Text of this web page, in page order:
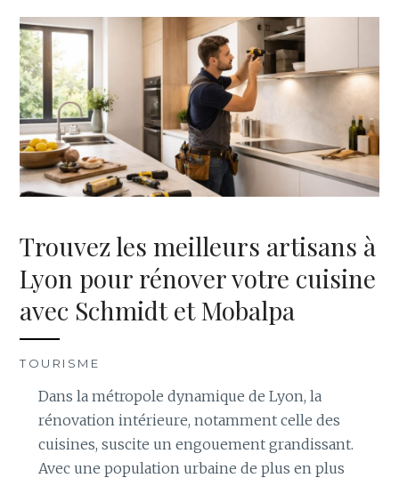
Trouvez les meilleurs artisans à
Lyon pour rénover votre cuisine
avec Schmidt et Mobalpa
TOURISME
Dans la métropole dynamique de Lyon, la
rénovation intérieure, notamment celle des
cuisines, suscite un engouement grandissant.
Avec une population urbaine de plus en plus